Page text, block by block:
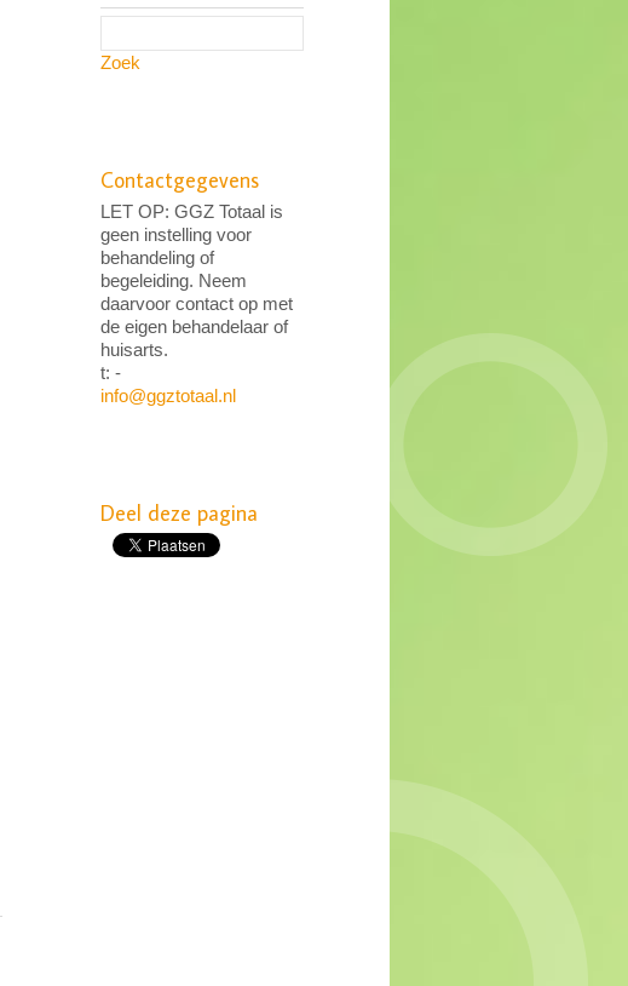
Zoek
Contactgegevens
LET OP: GGZ Totaal is
geen instelling voor
behandeling of
begeleiding. Neem
daarvoor contact op met
de eigen behandelaar of
huisarts.
t: -
info@ggztotaal.nl
Deel deze pagina